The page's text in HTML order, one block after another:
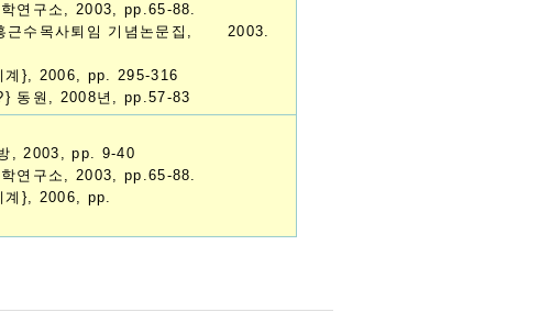
연구소, 2003, pp.65-88.
근수목사퇴임 기념논문집, 2003.
계}, 2006, pp. 295-316
동원, 2008년, pp.57-83
, 2003, pp. 9-40
연구소, 2003, pp.65-88.
계}, 2006, pp.